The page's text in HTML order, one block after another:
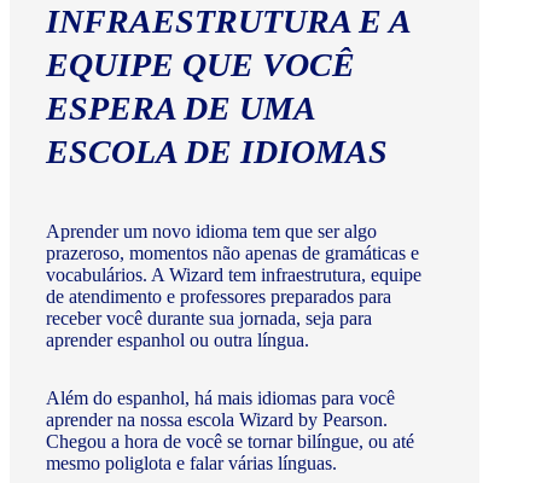
INFRAESTRUTURA E A
EQUIPE QUE VOCÊ
ESPERA DE UMA
ESCOLA DE IDIOMAS
Aprender um novo idioma tem que ser algo
prazeroso, momentos não apenas de gramáticas e
vocabulários. A Wizard tem infraestrutura, equipe
de atendimento e professores preparados para
receber você durante sua jornada, seja para
aprender espanhol ou outra língua.
Além do espanhol, há mais idiomas para você
aprender na nossa escola Wizard by Pearson.
Chegou a hora de você se tornar bilíngue, ou até
mesmo poliglota e falar várias línguas.